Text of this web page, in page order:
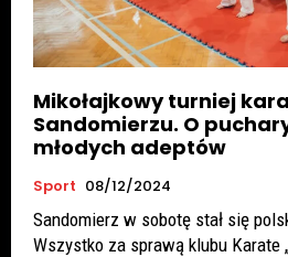
Mikołajkowy turniej
Sandomierzu. O
młodych adeptów
Sport 08/12/2024
Sandomierz w sobotę stał się
Wszystko za sprawą klubu Karate